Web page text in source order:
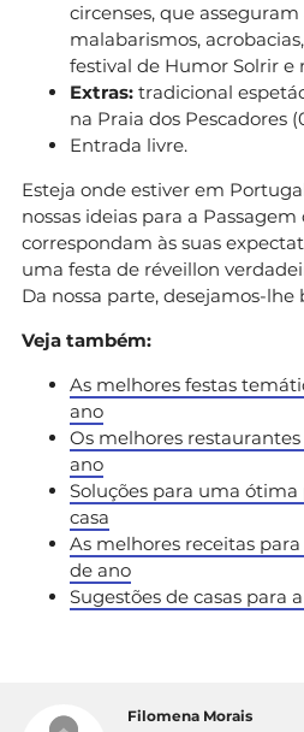
circenses, que
malabarismos,
festival de Humor Solrir e
Extras: tradicional
na Praia dos Pescadores
Entrada livre.
Esteja onde estiver em
nossas ideias para a Passagem
correspondam às suas
uma festa de réveillon
Da nossa parte, desejamos-lhe
Veja também:
As melhores festas
ano
Os melhores
ano
Soluções para uma
casa
As melhores receitas
de ano
Sugestões de casas para
Filomena Morais